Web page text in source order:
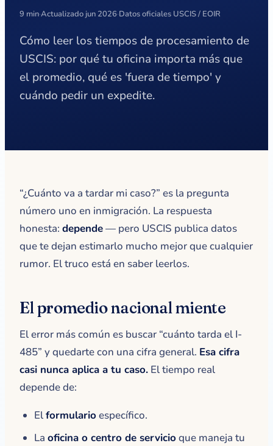
9 min·Actualizado jun 2026·Datos oficiales USCIS / EOIR
Cómo leer los tiempos de procesamiento de
USCIS: por qué tu oficina importa más que
el promedio, qué es 'fuera de tiempo' y
cuándo pedir un expedite.
“¿Cuánto va a tardar mi caso?” es la pregunta
número uno en inmigración. La respuesta
honesta: depende— pero USCIS publica datos
que te dejan estimarlo mucho mejor que cualquier
rumor. El truco está en saber leerlos.
El promedio nacional miente
El error más común es buscar “cuánto tarda el I-
485” y quedarte con una cifra general. Esa cifra
casi nunca aplica a tu caso. El tiempo real
depende de:
Elformularioespecífico.
La oficina o centro de servicioque maneja tu